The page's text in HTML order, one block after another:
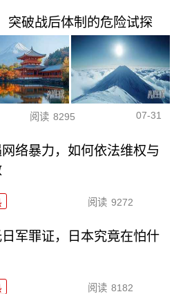
突破战后体制的危险试探
阅读 8295 07-31
络暴力，如何依法维权与
阅读 9272
日军罪证，日本究竟在怕什
阅读 8182